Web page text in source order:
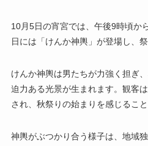
10月5日の宵宮では、午後9時頃か
日には「けんか神輿」が登場し、
けんか神輿は男たちが力強く担ぎ
迫力ある光景が生まれます。観客
され、秋祭りの始まりを感じること
神輿がぶつかり合う様子は、地域